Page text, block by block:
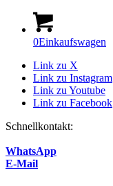
0Einkaufswagen
Link zu X
Link zu Instagram
Link zu Youtube
Link zu Facebook
Schnellkontakt:
WhatsApp
E-Mail